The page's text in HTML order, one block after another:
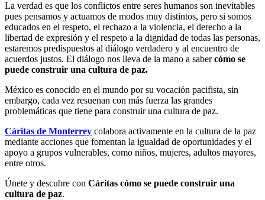
La verdad es que los conflictos entre seres humanos son inevitables
pues pensamos y actuamos de modos muy distintos, pero si somos
educados en el respeto, el rechazo a la violencia, el derecho a la
libertad de expresión y el respeto a la dignidad de todas las personas,
estaremos predispuestos al diálogo verdadero y al encuentro de
acuerdos justos. El diálogo nos lleva de la mano a sabercómo se
puede construir una cultura de paz.
México es conocido en el mundo por su vocación pacifista, sin
embargo, cada vez resuenan con más fuerza las grandes
problemáticas que tiene para construir una cultura de paz.
Cáritas de Monterrey colabora activamente en la cultura de la paz
mediante acciones que fomentan la igualdad de oportunidades y el
apoyo a grupos vulnerables, como niños, mujeres, adultos mayores,
entre otros.
Únete y descubre con Cáritas cómo se puede construir una
cultura de paz.